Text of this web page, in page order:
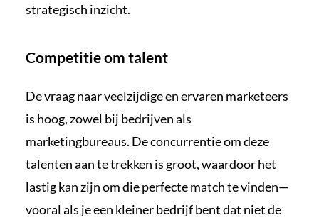
strategisch inzicht.
Competitie om talent
De vraag naar veelzijdige en ervaren marketeers
is hoog, zowel bij bedrijven als
marketingbureaus. De concurrentie om deze
talenten aan te trekken is groot, waardoor het
lastig kan zijn om die perfecte match te vinden—
vooral als je een kleiner bedrijf bent dat niet de